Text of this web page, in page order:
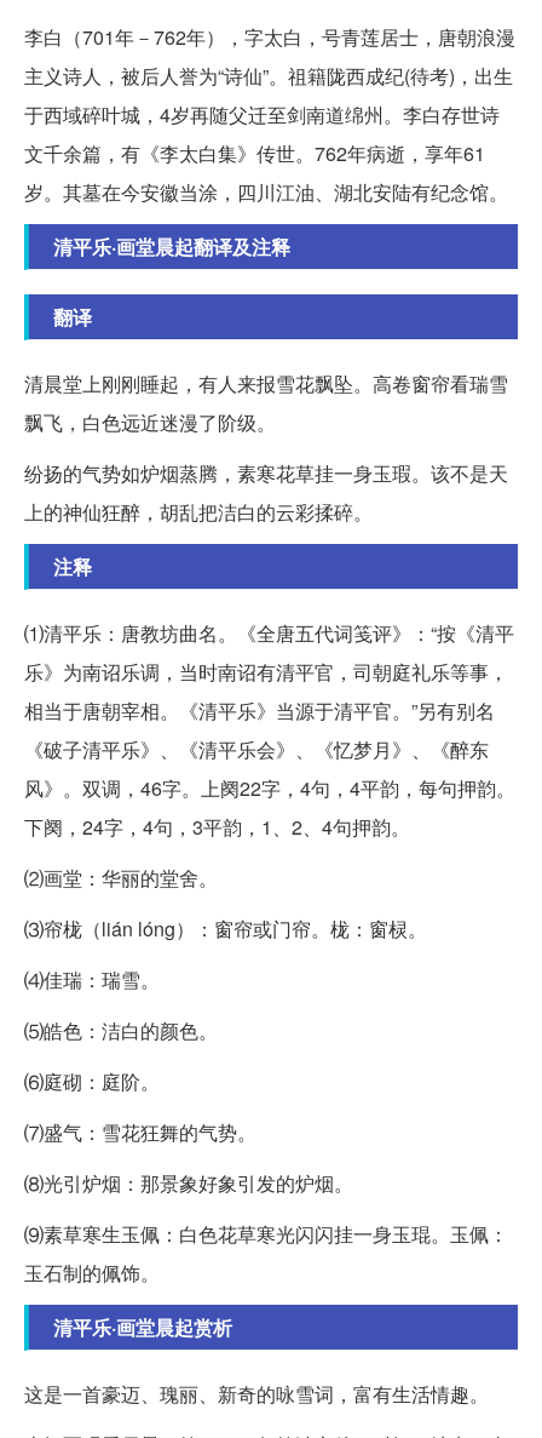
李白（701年－762年），字太白，号青莲居士，唐朝浪漫
主义诗人，被后人誉为“诗仙”。祖籍陇西成纪(待考)，出生
于西域碎叶城，4岁再随父迁至剑南道绵州。李白存世诗
文千余篇，有《李太白集》传世。762年病逝，享年61
岁。其墓在今安徽当涂，四川江油、湖北安陆有纪念馆。
清平乐·画堂晨起翻译及注释
翻译
清晨堂上刚刚睡起，有人来报雪花飘坠。高卷窗帘看瑞雪
飘飞，白色远近迷漫了阶级。
纷扬的气势如炉烟蒸腾，素寒花草挂一身玉瑕。该不是天
上的神仙狂醉，胡乱把洁白的云彩揉碎。
注释
⑴清平乐：唐教坊曲名。《全唐五代词笺评》：“按《清平
乐》为南诏乐调，当时南诏有清平官，司朝庭礼乐等事，
相当于唐朝宰相。《清平乐》当源于清平官。”另有别名
《破子清平乐》、《清平乐会》、《忆梦月》、《醉东
风》。双调，46字。上阕22字，4句，4平韵，每句押韵。
下阕，24字，4句，3平韵，1、2、4句押韵。
⑵画堂：华丽的堂舍。
⑶帘栊（lián lóng）：窗帘或门帘。栊：窗棂。
⑷佳瑞：瑞雪。
⑸皓色：洁白的颜色。
⑹庭砌：庭阶。
⑺盛气：雪花狂舞的气势。
⑻光引炉烟：那景象好象引发的炉烟。
⑼素草寒生玉佩：白色花草寒光闪闪挂一身玉琨。玉佩：
玉石制的佩饰。
清平乐·画堂晨起赏析
这是一首豪迈、瑰丽、新奇的咏雪词，富有生活情趣。